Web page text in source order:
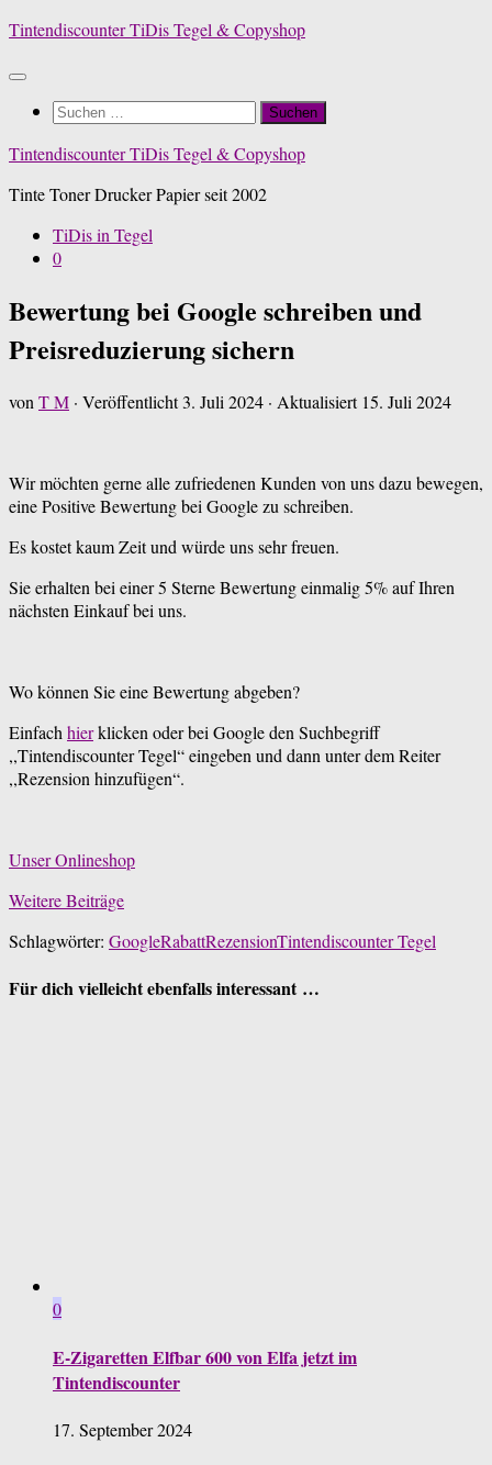
Zum
springen
Tintendiscounter TiDis Tegel & Copyshop
Suchen
Tintendiscounter TiDis Tegel & Copyshop
Tinte Toner Drucker Papier seit 2002
TiDis in Tegel
0
Bewertung bei Google schreiben und
Preisreduzierung sichern
von T M · Veröffentlicht3. Juli 2024 · Aktualisiert 15. Juli 2024
Wir möchten gerne alle zufriedenen Kunden von uns dazu bewegen,
eine Positive Bewertung bei Google zu schreiben.
Es kostet kaum Zeit und würde uns sehr freuen.
Sie erhalten bei einer 5 Sterne Bewertung einmalig 5% auf Ihren
nächsten Einkauf bei uns.
Wo können Sie eine Bewertung abgeben?
Einfach hierklicken oder bei Google den Suchbegriff
,,Tintendiscounter Tegel“ eingeben und dann unter dem Reiter
,,Rezension hinzufügen“.
Unser Onlineshop
Weitere Beiträge
Schlagwörter: GoogleRabattRezensionTintendiscounter Tegel
Für dich vielleicht ebenfalls interessant …
0
E-Zigaretten Elfbar 600 von Elfa jetzt im
Tintendiscounter
17. September 2024